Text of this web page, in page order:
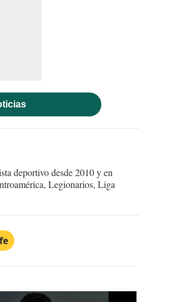
deportivo desde 2010 y en
Legionarios, Liga